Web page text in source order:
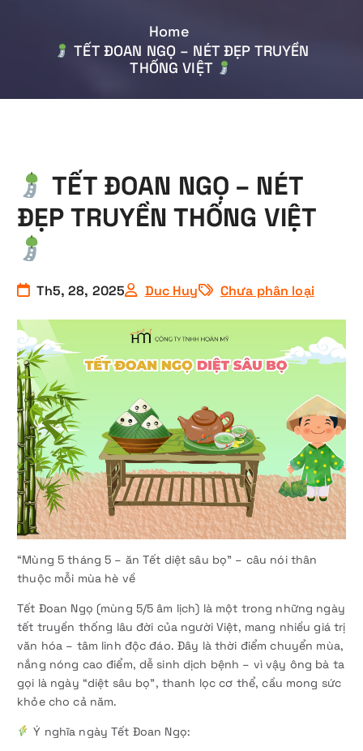
Home
TẾT ĐOAN NGỌ – NÉT ĐẸP TRUYỀN
THỐNG VIỆT
TẾT ĐOAN NGỌ – NÉT
ĐẸP TRUYỀN THỐNG VIỆT
Th5, 28, 2025 Duc Huy Chưa phân loại
“Mùng 5 tháng 5 – ăn Tết diệt sâu bọ” – câu nói thân
thuộc mỗi mùa hè về
Tết Đoan Ngọ (mùng 5/5 âm lịch) là một trong những ngày
tết truyền thống lâu đời của người Việt, mang nhiều giá trị
văn hóa – tâm linh độc đáo. Đây là thời điểm chuyển mùa,
nắng nóng cao điểm, dễ sinh dịch bệnh – vì vậy ông bà ta
gọi là ngày “diệt sâu bọ”, thanh lọc cơ thể, cầu mong sức
khỏe cho cả năm.
Ý nghĩa ngày Tết Đoan Ngọ: